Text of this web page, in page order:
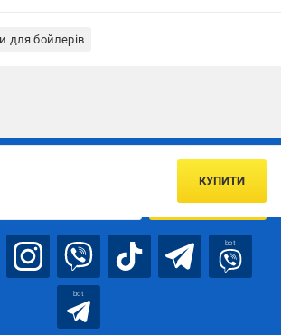
для бойлерів
КУПИТИ
дізнаватись першим про акції та пропозиції
ПІДПИСАТИСЯ
bot
bot